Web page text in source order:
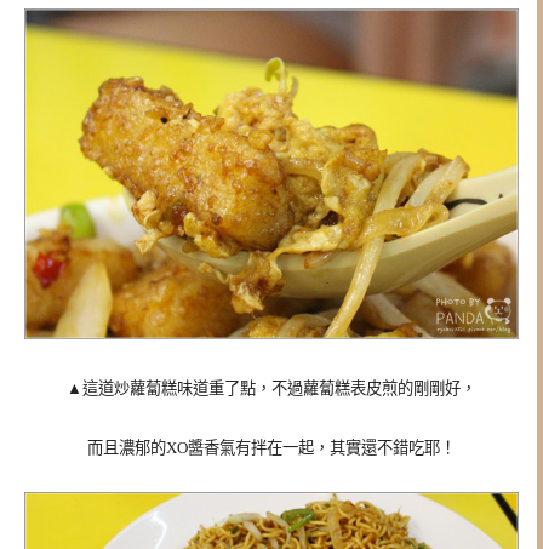
▲這道炒蘿蔔糕味道重了點，不過蘿蔔糕表皮煎的剛剛好，
而且濃郁的XO醬香氣有拌在一起，其實還不錯吃耶！